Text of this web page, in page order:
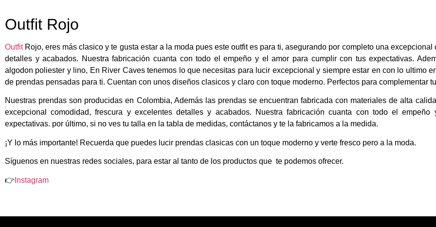
Outfit Rojo
OutfitRojo, eres más clasico y te gusta estar a la moda pues este outfit es para ti, asegurando por completo una
detalles y acabados. Nuestra fabricación cuanta con todo el empeño y el amor para cumplir con tus expectativas.
algodon poliester y lino, En River Caves tenemos lo que necesitas para lucir excepcional y siempre estar en con lo ultimo
de prendas pensadas para ti. Cuentan con unos diseños clasicos y claro con toque moderno. Perfectos para complementar
Nuestras prendas son producidas en Colombia, Además las prendas se encuentran fabricada con materiales de alta
excepcional comodidad, frescura y excelentes detalles y acabados. Nuestra fabricación cuanta con todo el
expectativas. por último, si no ves tu talla en la tabla de medidas, contáctanos y te la fabricamos a la medida.
¡Y lo más importante! Recuerda que puedes lucir prendas clasicas con un toque moderno y verte fresco pero a la moda.
Síguenos en nuestras redes sociales, para estar al tanto de los productos que te podemos ofrecer.
👉 Instagram